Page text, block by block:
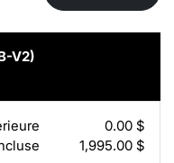
V2)
0.00 $
1,995.00 $